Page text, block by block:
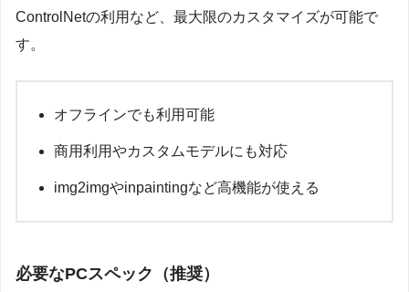
ControlNetの利用など、最大限のカスタマイズが可能で
す。
オフラインでも利用可能
商用利用やカスタムモデルにも対応
img2imgやinpaintingなど高機能が使える
必要なPCスペック（推奨）